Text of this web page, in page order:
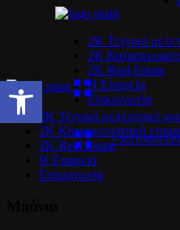
2Κ Τεχνικό
2K
2K Real Estate
Η Εταιρεία
Επικοινωνία
2Κ Τεχνικό μελετητικό
2K Κατασκευαστική
2K Real Estate
Η Εταιρεία
Επικοινωνία
Open toolbar